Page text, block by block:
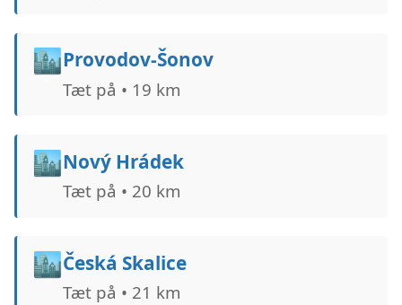
🏙️Provodov-Šonov
Tæt på • 19 km
🏙️Nový Hrádek
Tæt på • 20 km
🏙️Česká Skalice
Tæt på • 21 km